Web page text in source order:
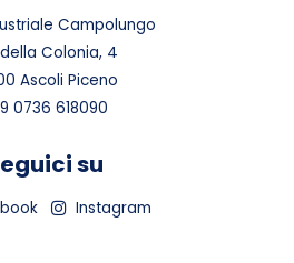
Campolungo
Colonia, 4
Ascoli Piceno
0736 618090
su
Instagram